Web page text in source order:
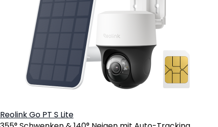
Reolink Go PT S Lite